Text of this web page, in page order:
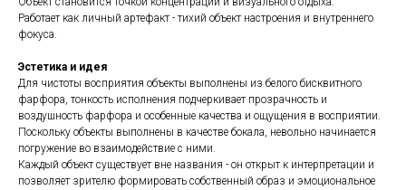
Работает как личный артефакт - тихий объект настроения и внутреннего
фокуса.
Эстетика и идея
Для чистоты восприятия объекты выполнены из белого бисквитного
фарфора, тонкость исполнения подчеркивает прозрачность и
воздушность фарфора и особенные качества и ощущения в восприятии.
Поскольку объекты выполнены в качестве бокала, невольно начинается
погружение во взаимодействие с ними.
Каждый объект существует вне названия - он открыт к интерпретации и
позволяет зрителю формировать собственный образ и эмоциональное